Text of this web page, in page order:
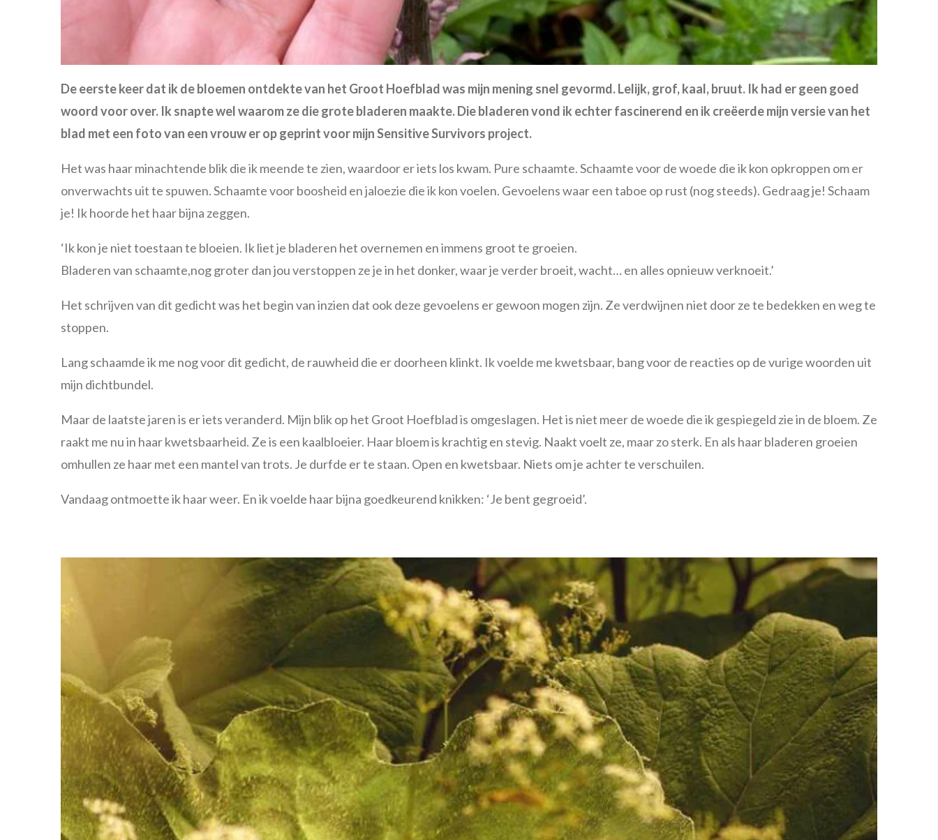
De eerste keer dat ik de bloemen ontdekte van het Groot Hoefblad was mijn mening snel gevormd. Lelijk, grof, kaal, bruut. Ik had er geen goed
woord voor over. Ik snapte wel waarom ze die grote bladeren maakte. Die bladeren vond ik echter fascinerend en ik creëerde mijn versie van het
blad met een foto van een vrouw er op geprint voor mijn Sensitive Survivors project.
Het was haar minachtende blik die ik meende te zien, waardoor er iets los kwam. Pure schaamte. Schaamte voor de woede die ik kon opkroppen om er
onverwachts uit te spuwen. Schaamte voor boosheid en jaloezie die ik kon voelen. Gevoelens waar een taboe op rust (nog steeds). Gedraag je! Schaam
je! Ik hoorde het haar bijna zeggen.
‘Ik kon je niet toestaan te bloeien. Ik liet je bladeren het overnemen en immens groot te groeien.
Bladeren van schaamte,nog groter dan jou verstoppen ze je in het donker, waar je verder broeit, wacht… en alles opnieuw verknoeit.’
Het schrijven van dit gedicht was het begin van inzien dat ook deze gevoelens er gewoon mogen zijn. Ze verdwijnen niet door ze te bedekken en weg te
stoppen.
Lang schaamde ik me nog voor dit gedicht, de rauwheid die er doorheen klinkt. Ik voelde me kwetsbaar, bang voor de reacties op de vurige woorden uit
mijn dichtbundel.
Maar de laatste jaren is er iets veranderd. Mijn blik op het Groot Hoefblad is omgeslagen. Het is niet meer de woede die ik gespiegeld zie in de bloem. Ze
raakt me nu in haar kwetsbaarheid. Ze is een kaalbloeier. Haar bloem is krachtig en stevig. Naakt voelt ze, maar zo sterk. En als haar bladeren groeien
omhullen ze haar met een mantel van trots. Je durfde er te staan. Open en kwetsbaar. Niets om je achter te verschuilen.
Vandaag ontmoette ik haar weer. En ik voelde haar bijna goedkeurend knikken: ‘Je bent gegroeid’.